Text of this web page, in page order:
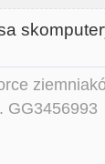
GG3456993